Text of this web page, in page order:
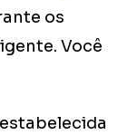
os
Você